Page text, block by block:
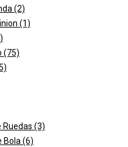
(2)
(1)
(75)
Ruedas (3)
Bola(6)